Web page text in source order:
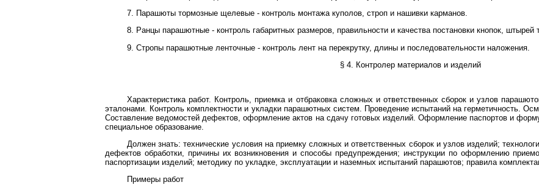
7. Парашюты тормозные щелевые - контроль монтажа куполов, строп и нашивки карманов.
8. Ранцы парашютные - контроль габаритных размеров, правильности и качества постановки кнопок, штырей
9. Стропы парашютные ленточные - контроль лент на перекрутку, длины и последовательности наложения.
§ 4. Контролер материалов и изделий
Характеристика работ. Контроль, приемка и отбраковка сложных и ответственных сборок и узлов
эталонами. Контроль комплектности и укладки парашютных систем. Проведение испытаний на герметичность.
Составление ведомостей дефектов, оформление актов на сдачу готовых изделий. Оформление паспортов и
специальное образование.
Должен знать: технические условия на приемку сложных и ответственных сборок и узлов изделий;
дефектов обработки, причины их возникновения и способы предупреждения; инструкции по оформлению
паспортизации изделий; методику по укладке, эксплуатации и наземных испытаний парашютов; правила
Примеры работ